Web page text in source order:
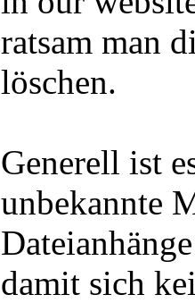
ratsam man
löschen.
Generell ist
unbekannte
damit sich